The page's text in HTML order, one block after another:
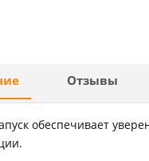
Отзывы
обеспечивает